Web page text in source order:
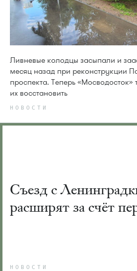
Ливневые колодцы засыпали и
месяц назад при реконструкции
проспекта. Теперь «Мосводосток»
их восстановить
НОВОСТИ
Съезд с
расширят за счёт
НОВОСТИ